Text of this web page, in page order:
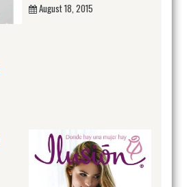
August 18, 2015